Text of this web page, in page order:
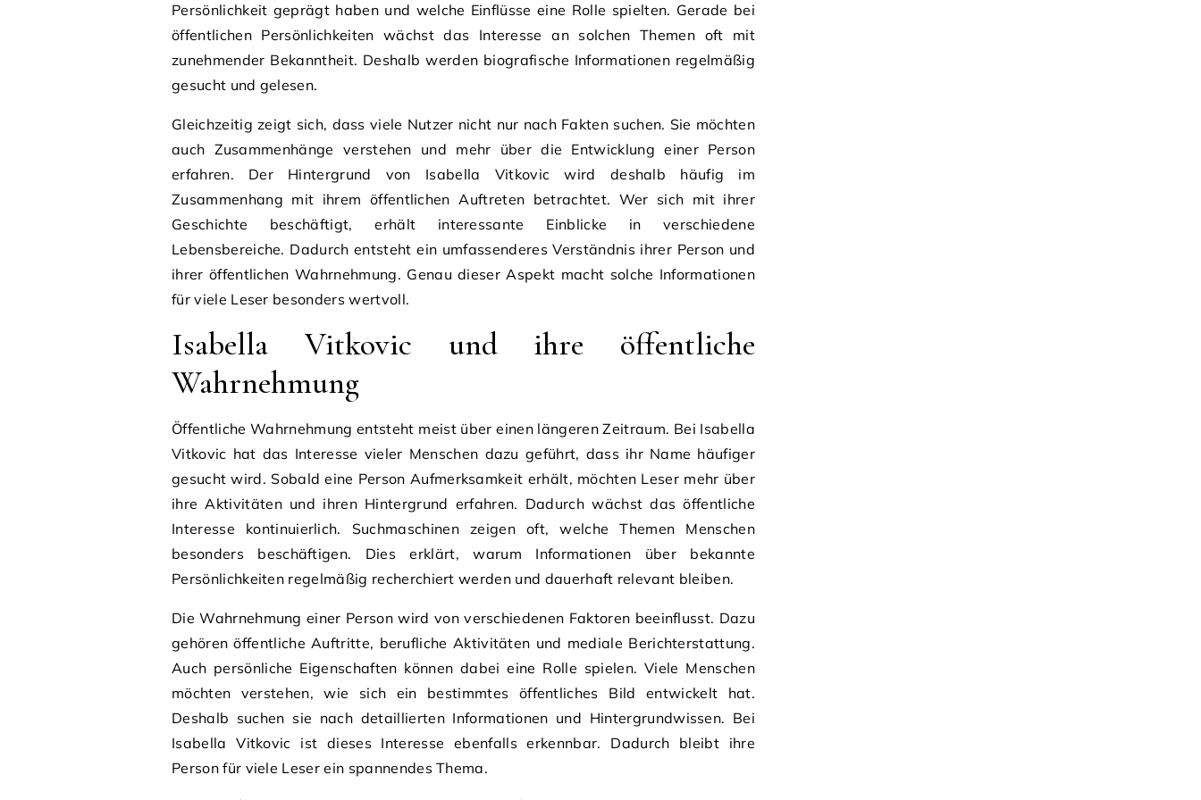
Persönlichkeit geprägt haben und welche Einflüsse eine Rolle spielten. Gerade bei
öffentlichen Persönlichkeiten wächst das Interesse an solchen Themen oft mit
zunehmender Bekanntheit. Deshalb werden biografische Informationen regelmäßig
gesucht und gelesen.
Gleichzeitig zeigt sich, dass viele Nutzer nicht nur nach Fakten suchen. Sie möchten
auch Zusammenhänge verstehen und mehr über die Entwicklung einer Person
erfahren. Der Hintergrund von Isabella Vitkovic wird deshalb häufig im
Zusammenhang mit ihrem öffentlichen Auftreten betrachtet. Wer sich mit ihrer
Geschichte beschäftigt, erhält interessante Einblicke in verschiedene
Lebensbereiche. Dadurch entsteht ein umfassenderes Verständnis ihrer Person und
ihrer öffentlichen Wahrnehmung. Genau dieser Aspekt macht solche Informationen
für viele Leser besonders wertvoll.
Isabella Vitkovic und ihre öffentliche
Wahrnehmung
Öffentliche Wahrnehmung entsteht meist über einen längeren Zeitraum. Bei Isabella
Vitkovic hat das Interesse vieler Menschen dazu geführt, dass ihr Name häufiger
gesucht wird. Sobald eine Person Aufmerksamkeit erhält, möchten Leser mehr über
ihre Aktivitäten und ihren Hintergrund erfahren. Dadurch wächst das öffentliche
Interesse kontinuierlich. Suchmaschinen zeigen oft, welche Themen Menschen
besonders beschäftigen. Dies erklärt, warum Informationen über bekannte
Persönlichkeiten regelmäßig recherchiert werden und dauerhaft relevant bleiben.
Die Wahrnehmung einer Person wird von verschiedenen Faktoren beeinflusst. Dazu
gehören öffentliche Auftritte, berufliche Aktivitäten und mediale Berichterstattung.
Auch persönliche Eigenschaften können dabei eine Rolle spielen. Viele Menschen
möchten verstehen, wie sich ein bestimmtes öffentliches Bild entwickelt hat.
Deshalb suchen sie nach detaillierten Informationen und Hintergrundwissen. Bei
Isabella Vitkovic ist dieses Interesse ebenfalls erkennbar. Dadurch bleibt ihre
Person für viele Leser ein spannendes Thema.